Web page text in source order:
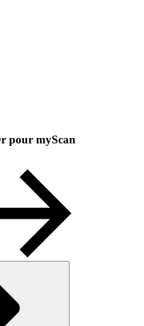
pour myScan